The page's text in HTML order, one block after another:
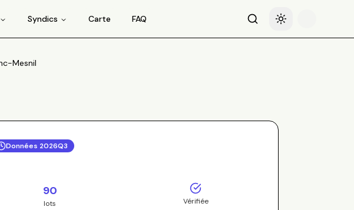
Syndics Carte FAQ RechercheBasculer le thème
Mesnil
Données 2026Q3
90
lots Vérifiée